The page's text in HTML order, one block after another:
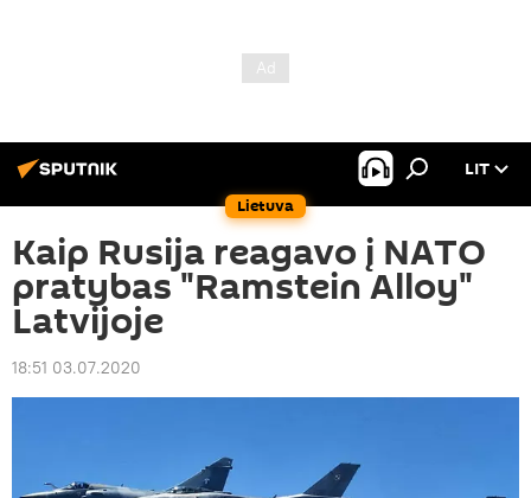
Lietuva
LIT
Kaip Rusija reagavo į NATO
pratybas "Ramstein Alloy"
Latvijoje
18:51 03.07.2020